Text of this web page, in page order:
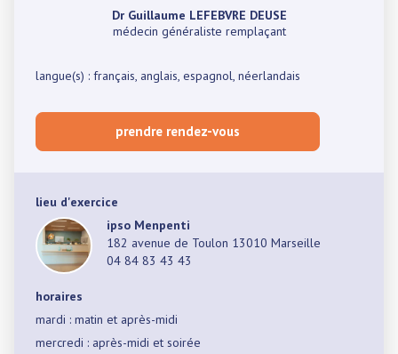
Dr Guillaume LEFEBVRE DEUSE
médecin généraliste remplaçant
langue(s) : français, anglais, espagnol, néerlandais
prendre rendez-vous
lieu d'exercice
ipso Menpenti
182 avenue de Toulon 13010 Marseille
04 84 83 43 43
horaires
mardi : matin et après-midi
mercredi : après-midi et soirée